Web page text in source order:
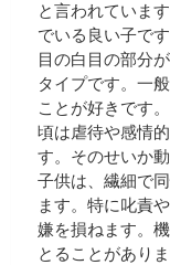
と言われていま
でいる良い子で
目の白目の部分
タイプです。一
ことが好きです
頃は虐待や感情
す。そのせいか
子供は、繊細で
ます。特に叱責
嫌を損ねます。
とることがありま